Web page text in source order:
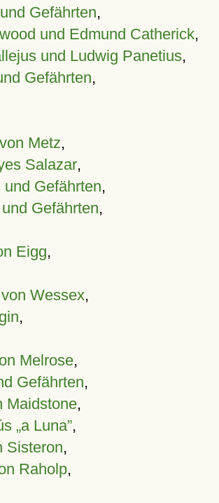
Gefährten,
und Edmund Catherick,
und Ludwig Panetius,
Gefährten,
Metz,
Salazar,
Gefährten,
Gefährten,
Eigg,
Wessex,
,
Melrose,
Gefährten,
Maidstone,
„a Luna”,
Sisteron,
Raholp,